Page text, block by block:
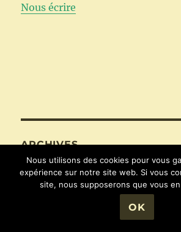
Nous écrire
ARCHIVES
juillet 2026
juin 2026
Nous utilisons des cookies pour vous
expérience sur notre site web. Si vous
site, nous supposerons que vous
OK